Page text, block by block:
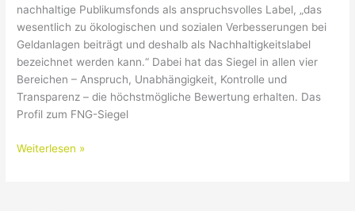
nachhaltige Publikumsfonds als anspruchsvolles Label, „das
wesentlich zu ökologischen und sozialen Verbesserungen bei
Geldanlagen beiträgt und deshalb als Nachhaltigkeitslabel
bezeichnet werden kann.“ Dabei hat das Siegel in allen vier
Bereichen – Anspruch, Unabhängigkeit, Kontrolle und
Transparenz – die höchstmögliche Bewertung erhalten. Das
Profil zum FNG-Siegel
Weiterlesen »